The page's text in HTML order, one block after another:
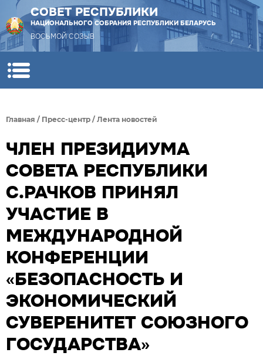
СОВЕТ РЕСПУБЛИКИ
НАЦИОНАЛЬНОГО СОБРАНИЯ РЕСПУБЛИКИ БЕЛАРУСЬ
ВОСЬМОЙ СОЗЫВ
Главная / Пресс-центр / Лента новостей
ЧЛЕН ПРЕЗИДИУМА
СОВЕТА РЕСПУБЛИКИ
С.РАЧКОВ ПРИНЯЛ
УЧАСТИЕ В
МЕЖДУНАРОДНОЙ
КОНФЕРЕНЦИИ
«БЕЗОПАСНОСТЬ И
ЭКОНОМИЧЕСКИЙ
СУВЕРЕНИТЕТ СОЮЗНОГО
ГОСУДАРСТВА»